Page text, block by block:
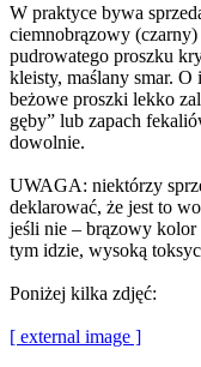
W praktyce bywa
ciemnobrązowy
pudrowatego proszku
kleisty, maślany smar. O
beżowe proszki lekko
gęby” lub zapach
dowolnie.
UWAGA: niektórzy
deklarować, że jest to
jeśli nie – brązowy kolor
tym idzie, wysoką
Poniżej kilka zdjęć:
[ external image ]